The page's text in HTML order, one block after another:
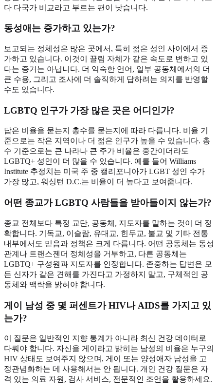
다 다국가 비교라고 부르는 편이 낫습니다.
동성애는 증가하고 있는가?
보고되는 정체성은 많은 곳에서, 특히 젊은 성인 사이에서 증
가하고 있습니다. 이것이 끌림 자체가 같은 속도로 변하고 있
다는 증거는 아닙니다. 더 익숙한 언어, 일부 공동체에서의 더
큰 수용, 그리고 조사에 더 솔직하게 답하려는 의지를 반영할
수도 있습니다.
LGBTQ 인구가 가장 많은 곳은 어디인가?
답은 비율을 묻는지 총수를 묻는지에 따라 다릅니다. 비율 기
준으로는 작은 지역이나 더 젊은 인구가 높을 수 있습니다. 총
수 기준으로는 큰 나라나 큰 주가 비율은 중간이더라도
LGBTQ+ 성인이 더 많을 수 있습니다. 예를 들어 Williams
Institute 추정치는 미국 주 중 캘리포니아가 LGBT 성인 수가
가장 많고, 워싱턴 D.C.는 비율이 더 높다고 보여줍니다.
어떤 종교가 LGBTQ 사람들을 받아들이지 않는가?
종교 전체보다 특정 교단, 공동체, 지도자를 말하는 것이 더 정
확합니다. 기독교, 이슬람, 유대교, 힌두교, 불교 및 기타 전통
내부에서도 믿음과 정책은 크게 다릅니다. 어떤 공동체는 동성
관계나 트랜스젠더 정체성을 거부하고, 다른 공동체는
LGBTQ+ 구성원과 지도자를 인정합니다. 존중하는 답변은 모
든 신자가 같은 견해를 가진다고 가정하지 말고, 구체적인 공
동체와 맥락을 밝혀야 합니다.
게이 남성 중 몇 퍼센트가 HIV나 AIDS를 가지고 있
는가?
이 질문은 일반적인 지향 통계가 아니라 최신 건강 데이터로
다뤄야 합니다. 자신을 게이라고 밝히는 남성의 비율은 누구의
HIV 상태도 보여주지 않으며, 게이 또는 양성애자 남성을 고
정관념화하는 데 사용해서는 안 됩니다. 개인 건강 질문은 자
격 있는 의료 자원, 검사 서비스, 전문적인 조언을 활용하세요.